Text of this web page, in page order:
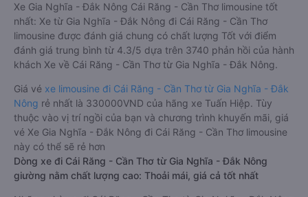
Xe Gia Nghĩa - Đắk Nông Cái Răng - Cần Thơ limousine tốt
nhất: Xe từ Gia Nghĩa - Đắk Nông đi Cái Răng - Cần Thơ
limousine được đánh giá chung có chất lượng Tốt với điểm
đánh giá trung bình từ 4.3/5 dựa trên 3740 phản hồi của hành
khách Xe về Cái Răng - Cần Thơ từ Gia Nghĩa - Đắk Nông.
Giá vé xe limousine đi Cái Răng - Cần Thơ từ Gia Nghĩa - Đắk
Nông rẻ nhất là 330000VND của hãng xe Tuấn Hiệp. Tùy
thuộc vào vị trí ngồi của bạn và chương trình khuyến mãi, giá
vé Xe Gia Nghĩa - Đắk Nông đi Cái Răng - Cần Thơ limousine
này có thể sẽ rẻ hơn
Dòng xe đi Cái Răng - Cần Thơ từ Gia Nghĩa - Đắk Nông
giường nằm chất lượng cao: Thoải mái, giá cả tốt nhất